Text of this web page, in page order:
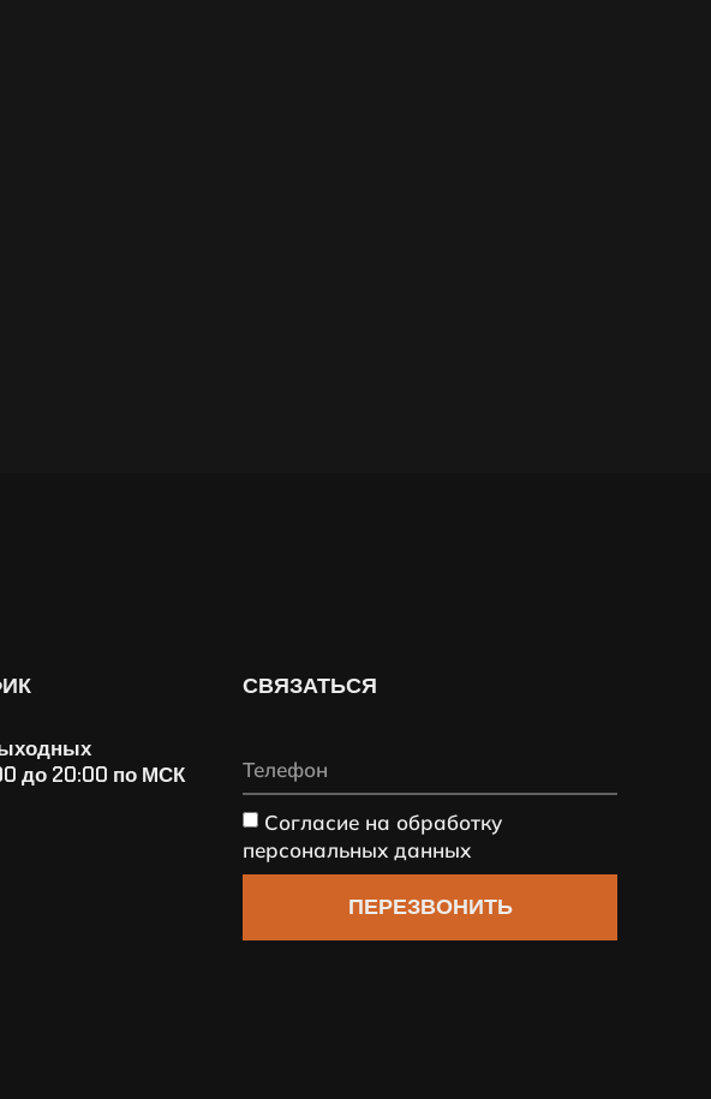
до 20:00 по МСК
СВЯЗАТЬСЯ
Согласие на обработку
персональных данных
ПЕРЕЗВОНИТЬ